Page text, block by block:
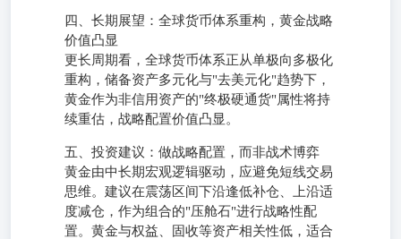
四、长期展望：全球货币体系重构，黄金战略
价值凸显
更长周期看，全球货币体系正从单极向多极化
重构，储备资产多元化与"去美元化"趋势下，
黄金作为非信用资产的"终极硬通货"属性将持
续重估，战略配置价值凸显。
五、投资建议：做战略配置，而非战术博弈
黄金由中长期宏观逻辑驱动，应避免短线交易
思维。建议在震荡区间下沿逢低补仓、上沿适
度减仓，作为组合的"压舱石"进行战略性配
置。黄金与权益、固收等资产相关性低，适合